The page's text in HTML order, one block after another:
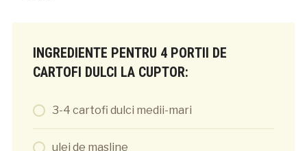
INGREDIENTE PENTRU 4 PORTII DE
CARTOFI DULCI LA CUPTOR:
3-4 cartofi dulci medii-mari
ulei de masline